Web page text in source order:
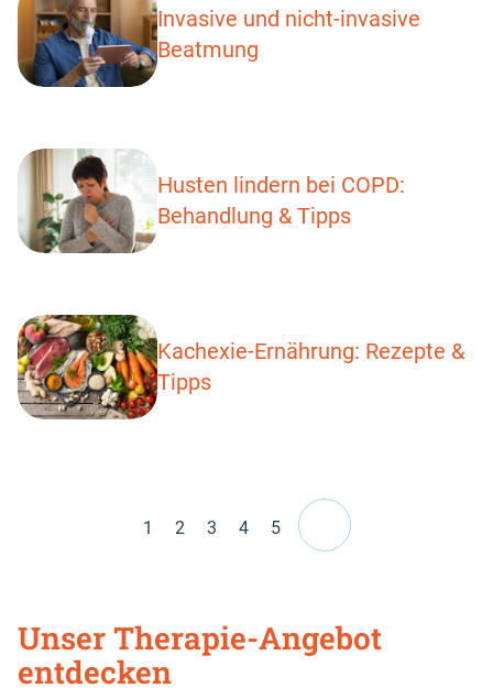
Invasive und nicht-invasive
Beatmung
Husten lindern bei COPD:
Behandlung & Tipps
Kachexie-Ernährung: Rezepte &
Tipps
1
2 3 4 5
Unser Therapie-Angebot
entdecken